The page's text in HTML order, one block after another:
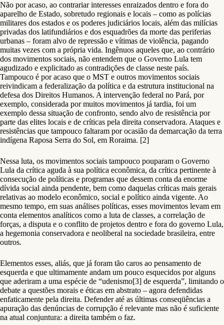
Não por acaso, ao contrariar interesses enraizados dentro e fora do
aparelho de Estado, sobretudo regionais e locais – como as polícias
militares dos estados e os poderes judiciários locais, além das milícias
privadas dos latifundiários e dos esquadrões da morte das periferias
urbanas – foram alvo de repressão e vítimas de violência, pagando
muitas vezes com a própria vida. Ingênuos aqueles que, ao contrário
dos movimentos sociais, não entendem que o Governo Lula tem
agudizado e explicitado as contradições de classe neste país.
Tampouco é por acaso que o MST e outros movimentos sociais
reivindicam a federalização da política e da estrutura institucional na
defesa dos Direitos Humanos. A intervenção federal no Pará, por
exemplo, considerada por muitos movimentos já tardia, foi um
exemplo dessa situação de confronto, sendo alvo de resistência por
parte das elites locais e de críticas pela direita conservadora. Ataques e
resistências que tampouco faltaram por ocasião da demarcação da terra
indígena Raposa Serra do Sol, em Roraima. [2]
Nessa luta, os movimentos sociais tampouco pouparam o Governo
Lula da crítica aguda à sua política econômica, da crítica pertinente à
consecução de políticas e programas que dessem conta da enorme
dívida social ainda pendente, bem como daquelas críticas mais gerais
relativas ao modelo econômico, social e político ainda vigente. Ao
mesmo tempo, em suas análises políticas, esses movimentos levam em
conta elementos analíticos como a luta de classes, a correlação de
forças, a disputa e o conflito de projetos dentro e fora do governo Lula,
a hegemonia conservadora e neoliberal na sociedade brasileira, entre
outros.
Elementos esses, aliás, que já foram tão caros ao pensamento de
esquerda e que ultimamente andam um pouco esquecidos por alguns
que aderiram a uma espécie de “udenismo[3] de esquerda”, limitando o
debate a questões morais e éticas em abstrato – agora defendidas
enfaticamente pela direita. Defender até as últimas conseqüências a
apuração das denúncias de corrupção é relevante mas não é suficiente
na atual conjuntura: a direita também o faz.